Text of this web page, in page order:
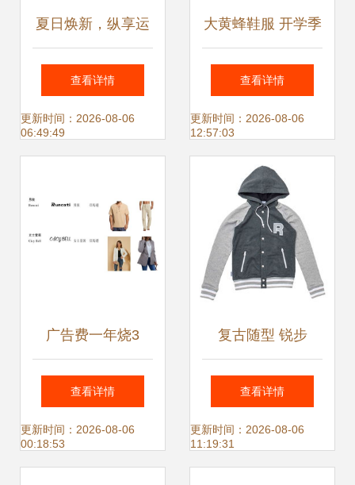
夏日焕新，纵享运
动风尚 耐克鞋服全
场低至6.8折，夏季
查看详情
更新时间：2026-08-06
06:49:49
大黄蜂鞋服 开学季
的潮流风潮，如何
引领学生新风尚
查看详情
更新时间：2026-08-06
12:57:03
广告费一年烧3
亿，北美鞋服第一
GMV卖家何以少赚
查看详情
更新时间：2026-08-06
00:18:53
复古随型 锐步
2014年春季鞋服系
列
查看详情
更新时间：2026-08-06
11:19:31